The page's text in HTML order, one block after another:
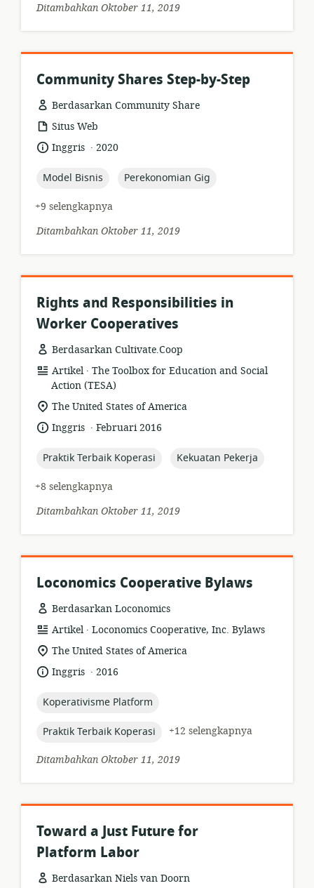
Ditambahkan Oktober 11, 2019
Community Shares Step-by-Step
Berdasarkan Community Share
format
sumber
daya:
Situs Web
bahasa:
Inggris .
tanggal
2020
topic:
Model Bisnis topic:
Perekonomian Gig
+9 selengkapnya
Ditambahkan Oktober 11, 2019
Rights and Responsibilities in
Worker Cooperatives
Berdasarkan Cultivate.Coop
format
sumber
daya:
Artikel .
penerbit:
The Toolbox for Education and Social
Action (TESA)
lokasi
relevan:
The United States of America
bahasa:
Inggris .
tanggal
Februari 2016
topic:
Praktik Terbaik Koperasi topic:
Kekuatan Pekerja
+8 selengkapnya
Ditambahkan Oktober 11, 2019
Loconomics Cooperative Bylaws
Berdasarkan Loconomics
format
sumber
daya:
Artikel .
penerbit:
Loconomics Cooperative, Inc. Bylaws
lokasi
relevan:
The United States of America
bahasa:
Inggris .
tanggal
2016
topic:
Koperativisme Platform
topic:
Praktik Terbaik Koperasi
+12 selengkapnya
Ditambahkan Oktober 11, 2019
Toward a Just Future for
Platform Labor
Berdasarkan Niels van Doorn